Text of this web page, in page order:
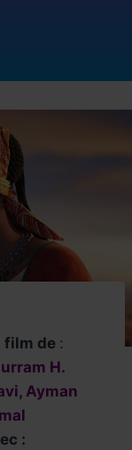
film de :
H.
Ayman
: